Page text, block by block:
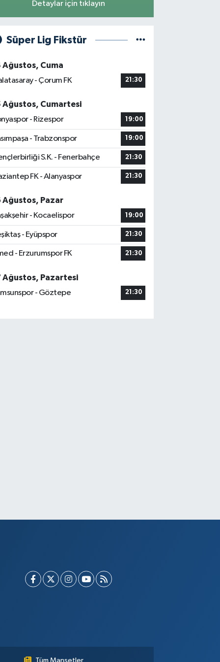
Detaylar için tıklayın
Süper Lig Fikstür
Ağustos, Cuma
- Çorum FK
21:30
Ağustos, Cumartesi
- Rizespor
19:00
- Trabzonspor 19:00
S.K. - Fenerbahçe 21:30
FK - Alanyaspor 21:30
Ağustos, Pazar
- Kocaelispor
19:00
- Eyüpspor 21:30
- Erzurumspor FK 21:30
Ağustos, Pazartesi
- Göztepe
21:30
Tüm Manşetler